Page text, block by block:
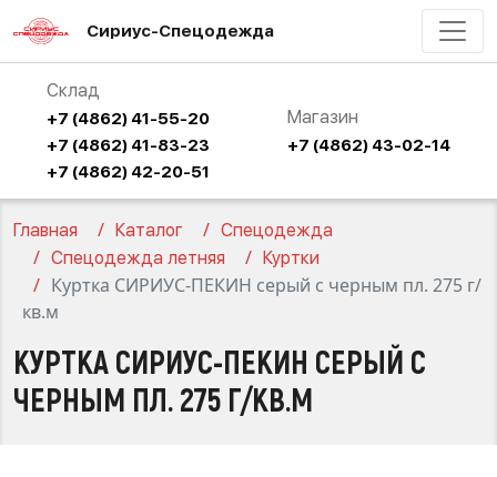
Сириус-Спецодежда
Склад
+7 (4862) 41-55-20
+7 (4862) 41-83-23
+7 (4862) 42-20-51
Магазин
+7 (4862) 43-02-14
Главная Каталог
Спецодежда
Спецодежда летняя
Куртки
Куртка СИРИУС-ПЕКИН серый с черным пл. 275 г/
кв.м
КУРТКА СИРИУС-ПЕКИН СЕРЫЙ С
ЧЕРНЫМ ПЛ. 275 Г/КВ.М